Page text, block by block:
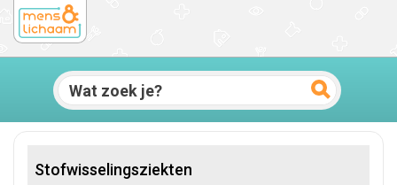
Stofwisselingsziekten